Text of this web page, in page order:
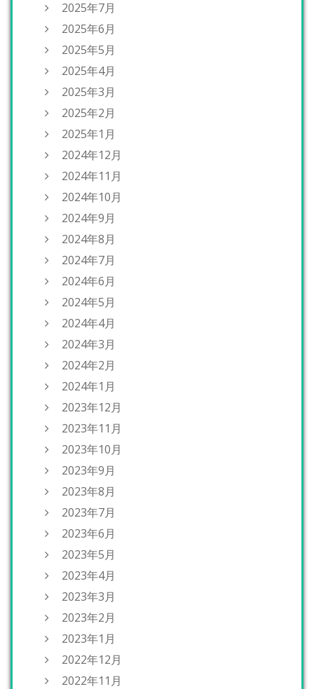
2025年7月
2025年6月
2025年5月
2025年4月
2025年3月
2025年2月
2025年1月
2024年12月
2024年11月
2024年10月
2024年9月
2024年8月
2024年7月
2024年6月
2024年5月
2024年4月
2024年3月
2024年2月
2024年1月
2023年12月
2023年11月
2023年10月
2023年9月
2023年8月
2023年7月
2023年6月
2023年5月
2023年4月
2023年3月
2023年2月
2023年1月
2022年12月
2022年11月